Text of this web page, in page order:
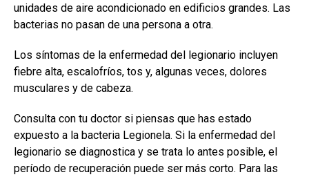
unidades de aire acondicionado en edificios grandes. Las
bacterias no pasan de una persona a otra.
Los síntomas de la enfermedad del legionario incluyen
fiebre alta, escalofríos, tos y, algunas veces, dolores
musculares y de cabeza.
Consulta con tu doctor si piensas que has estado
expuesto a la bacteria Legionela. Si la enfermedad del
legionario se diagnostica y se trata lo antes posible, el
período de recuperación puede ser más corto. Para las